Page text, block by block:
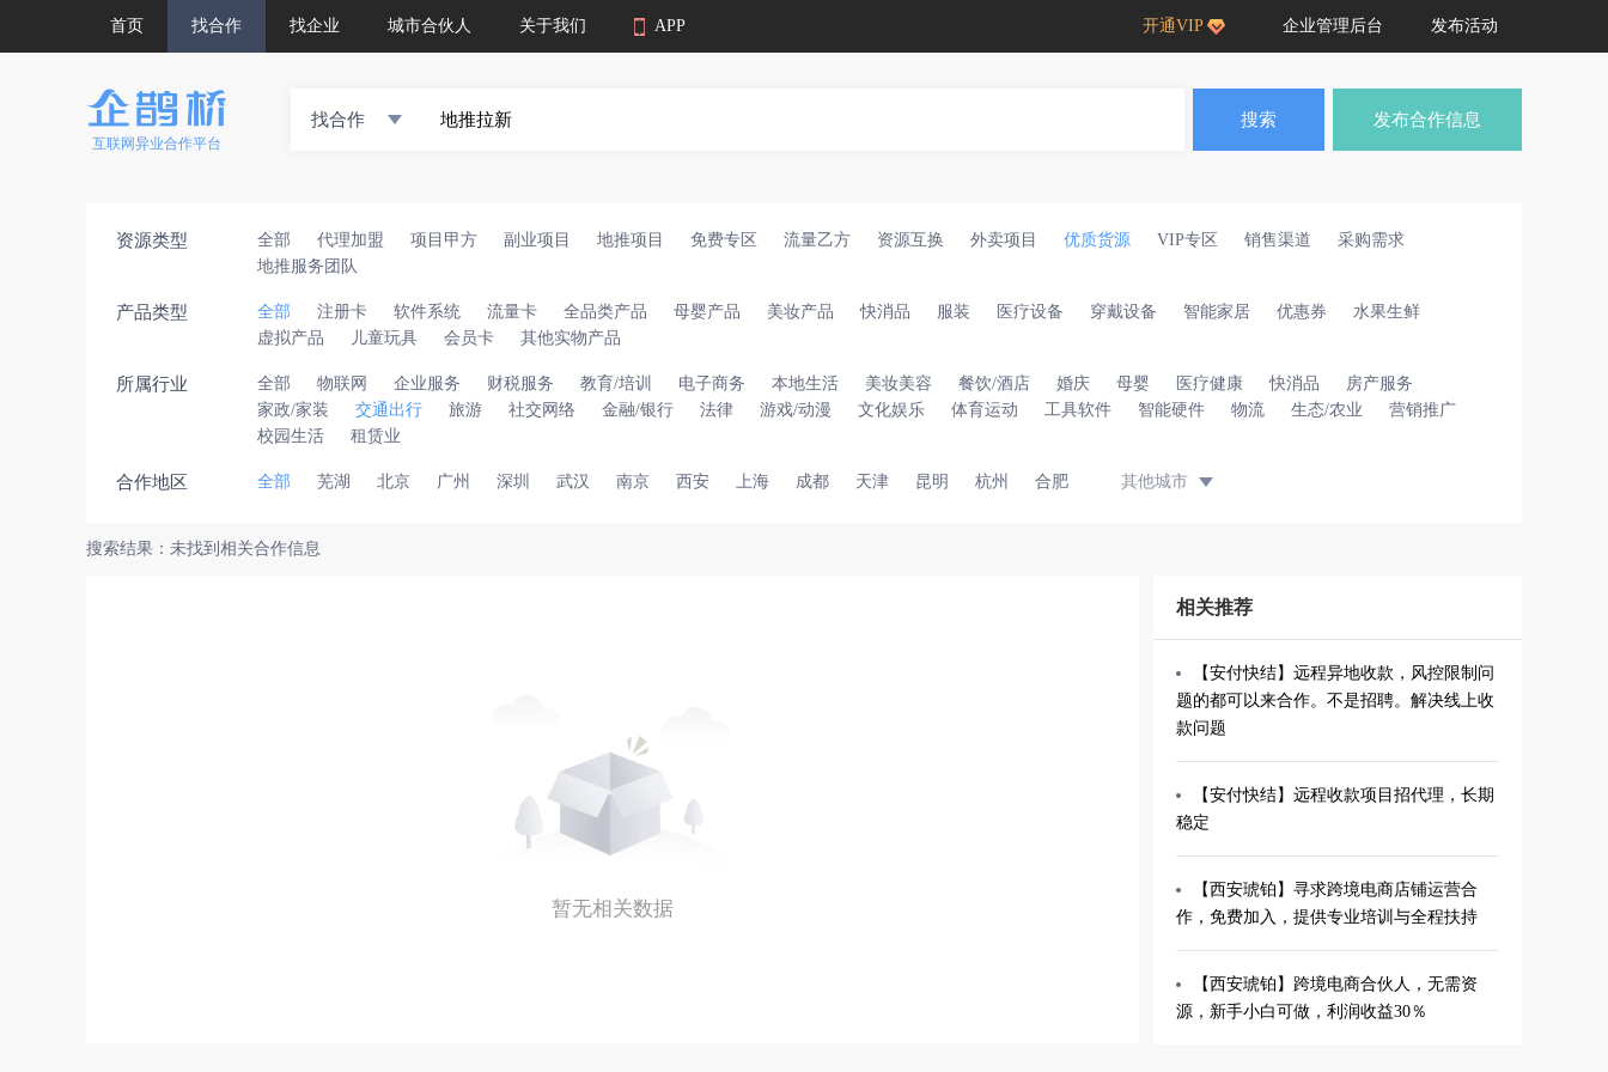
首页 找合作 找企业 城市合伙人 关于我们 APP 开通VIP 企业管理后台 发布活动
互联网异业合作平台
找合作 搜索 发布合作信息
资源类型 全部 代理加盟 项目甲方 副业项目 地推项目 免费专区 流量乙方 资源互换 外卖项目 优质货源 VIP专区 销售渠道
采购需求
地推服务团队
产品类型 全部 注册卡 软件系统 流量卡 全品类产品 母婴产品 美妆产品 快消品 服装 医疗设备 穿戴设备 智能家居 优惠券
水果生鲜
虚拟产品
儿童玩具 会员卡 其他实物产品
所属行业 全部 物联网 企业服务 财税服务 教育/培训 电子商务 本地生活 美妆美容 餐饮/酒店 婚庆 母婴 医疗健康 快消品
房产服务
家政/家装
交通出行 旅游 社交网络 金融/银行 法律 游戏/动漫 文化娱乐 体育运动 工具软件 智能硬件 物流 生态/农业
营销推广
校园生活
租赁业
合作地区 全部 芜湖 北京 广州 深圳 武汉 南京 西安 上海 成都 天津 昆明 杭州 合肥 其他城市
搜索结果：未找到相关合作信息
暂无相关数据
相关推荐
【安付快结】远程异地收款，风控限制问
题的都可以来合作。不是招聘。解决线上收
款问题
【安付快结】远程收款项目招代理，长期
稳定
【西安琥铂】寻求跨境电商店铺运营合
作，免费加入，提供专业培训与全程扶持
【西安琥铂】跨境电商合伙人，无需资
源，新手小白可做，利润收益30％